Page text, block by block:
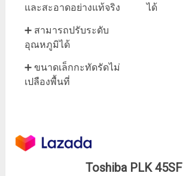
และสะอาดอย่างแท้จริง
ได้
➕ สามารถปรับระดับ
อุณหภูมิได้
➕ ขนาดเล็กกะทัดรัดไม่
เปลืองพื้นที่
Toshiba PLK 45SF